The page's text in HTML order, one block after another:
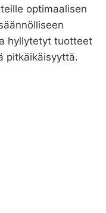
optimaalisen
hyllytetyt tuotteet
pitkäikäisyyttä.